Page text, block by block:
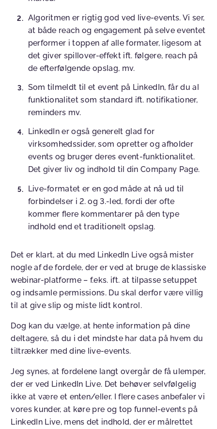
Algoritmen er rigtig god ved live-events. Vi ser,
at både reach og engagement på selve eventet
performer i toppen af alle formater, ligesom at
det giver spillover-effekt ift. følgere, reach på
de efterfølgende opslag, mv.
Som tilmeldt til et event på LinkedIn, får du al
funktionalitet som standard ift. notifikationer,
reminders mv.
LinkedIn er også generelt glad for
virksomhedssider, som opretter og afholder
events og bruger deres event-funktionalitet.
Det giver liv og indhold til din Company Page.
Live-formatet er en god måde at nå ud til
forbindelser i 2. og 3.-led, fordi der ofte
kommer flere kommentarer på den type
indhold end et traditionelt opslag.
Det er klart, at du med LinkedIn Live også mister
nogle af de fordele, der er ved at bruge de klassiske
webinar-platforme – f.eks. ift. at tilpasse setuppet
og indsamle permissions. Du skal derfor være villig
til at give slip og miste lidt kontrol.
Dog kan du vælge, at hente information på dine
deltagere, så du i det mindste har data på hvem du
tiltrækker med dine live-events.
Jeg synes, at fordelene langt overgår de få ulemper,
der er ved LinkedIn Live. Det behøver selvfølgelig
ikke at være et enten/eller. I flere cases anbefaler vi
vores kunder, at køre pre og top funnel-events på
LinkedIn Live, mens det indhold, der er målrettet